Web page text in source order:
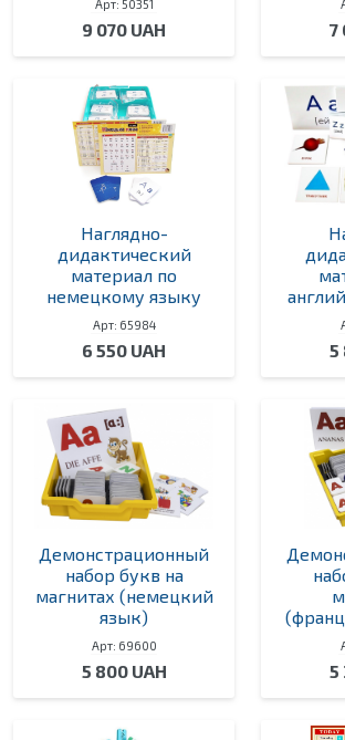
Арт: 50351
9 070 UAH 7
Наглядно-
дидактический
материал по
немецкому языку
Арт: 65984
6 550 UAH 5
Демонстрационный
набор букв на
магнитах (немецкий
язык)
Арт: 69600
5 800 UAH 5